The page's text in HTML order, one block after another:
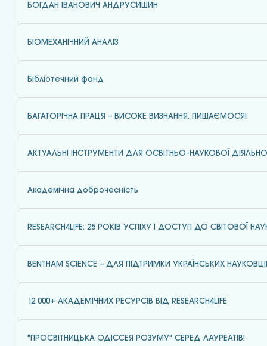
БОГДАН ІВАНОВИЧ АНДРУСИШИН
БІОМЕХАНІЧНИЙ АНАЛІЗ
Бібліотечний фонд
БАГАТОРІЧНА ПРАЦЯ – ВИСОКЕ ВИЗНАННЯ. ПИШАЄМОСЯ!
АКТУАЛЬНІ ІНСТРУМЕНТИ ДЛЯ ОСВІТНЬО-НАУКОВОЇ
Академічна доброчесність
RESEARCH4LIFE: 25 РОКІВ УСПІХУ І ДОСТУП ДО СВІТОВОЇ
BENTHAM SCIENCE – ДЛЯ ПІДТРИМКИ УКРАЇНСЬКИХ
12 000+ АКАДЕМІЧНИХ РЕСУРСІВ ВІД RESEARCH4LIFE
"ПРОСВІТНИЦЬКА ОДІССЕЯ РОЗУМУ" СЕРЕД ЛАУРЕАТІВ!